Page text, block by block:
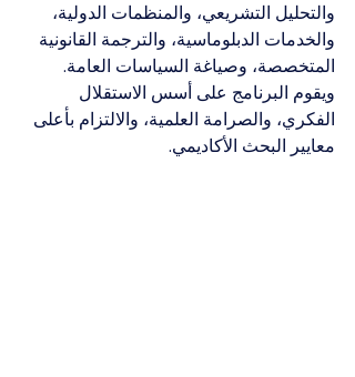
والتحليل التشريعي، والمنظمات الدولية،
والخدمات الدبلوماسية، والترجمة القانونية
المتخصصة، وصياغة السياسات العامة.
ويقوم البرنامج على أسس الاستقلال
الفكري، والصرامة العلمية، والالتزام بأعلى
معايير البحث الأكاديمي.